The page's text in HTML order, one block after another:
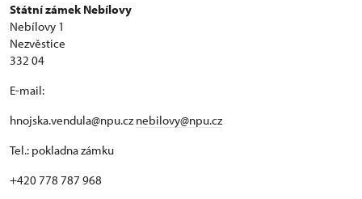
Státní zámek Nebílovy
Nebílovy 1
Nezvěstice
332 04
E-mail:
hnojska.vendula@npu.cz nebilovy@npu.cz
Tel.: pokladna zámku
+420 778 787 968